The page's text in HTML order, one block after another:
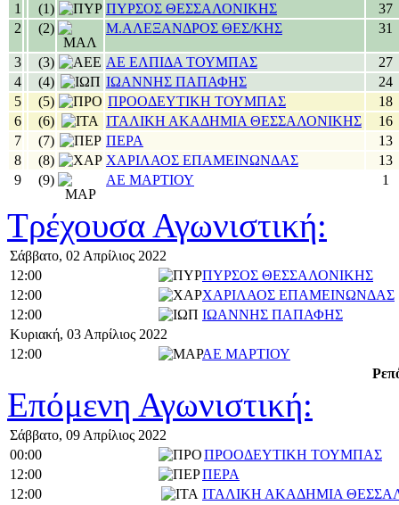
1
(1) ΠΥΡΣΟΣ ΘΕΣΣΑΛΟΝΙΚΗΣ
37
2
(2) Μ.ΑΛΕΞΑΝΔΡΟΣ ΘΕΣ/ΚΗΣ 31
3 (3) ΑΕ ΕΛΠΙΔΑ ΤΟΥΜΠΑΣ
27
4
(4) ΙΩΑΝΝΗΣ ΠΑΠΑΦΗΣ
24
5
(5) ΠΡΟΟΔΕΥΤΙΚΗ ΤΟΥΜΠΑΣ
18
6
(6) ΙΤΑΛΙΚΗ ΑΚΑΔΗΜΙΑ ΘΕΣΣΑΛΟΝΙΚΗΣ
16
7
(7) ΠΕΡΑ
13
8
(8) ΧΑΡΙΛΑΟΣ ΕΠΑΜΕΙΝΩΝΔΑΣ
13
9
(9) ΑΕ ΜΑΡΤΙΟΥ 1
Τρέχουσα Αγωνιστική:
Σάββατο, 02 Απρίλιος 2022
12:00
ΠΥΡΣΟΣ ΘΕΣΣΑΛΟΝΙΚΗΣ
12:00
ΧΑΡΙΛΑΟΣ ΕΠΑΜΕΙΝΩΝΔΑΣ
12:00
ΙΩΑΝΝΗΣ ΠΑΠΑΦΗΣ
Κυριακή, 03 Απρίλιος 2022
12:00
ΑΕ ΜΑΡΤΙΟΥ
Επόμενη Αγωνιστική:
Σάββατο, 09 Απρίλιος 2022
00:00
ΠΡΟΟΔΕΥΤΙΚΗ ΤΟΥΜΠΑΣ
12:00
ΠΕΡΑ
12:00
ΙΤΑΛΙΚΗ ΑΚΑΔΗΜΙΑ